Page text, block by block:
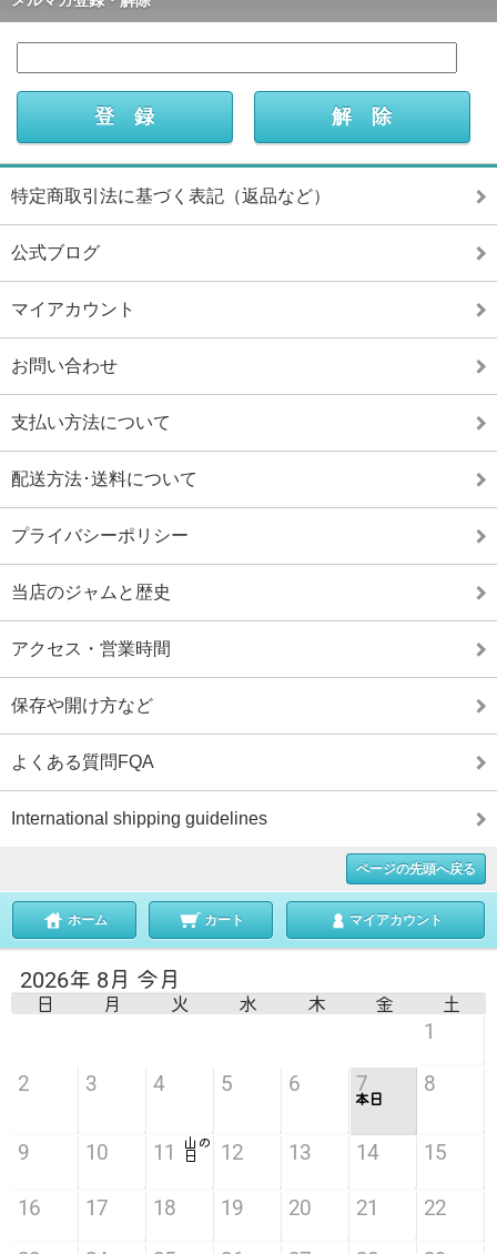
特定商取引法に基づく表記（返品など）
公式ブログ
マイアカウント
お問い合わせ
支払い方法について
配送方法･送料について
プライバシーポリシー
当店のジャムと歴史
アクセス・営業時間
保存や開け方など
よくある質問FQA
International shipping guidelines
ページの先頭へ戻る
ホーム カート マイアカウント